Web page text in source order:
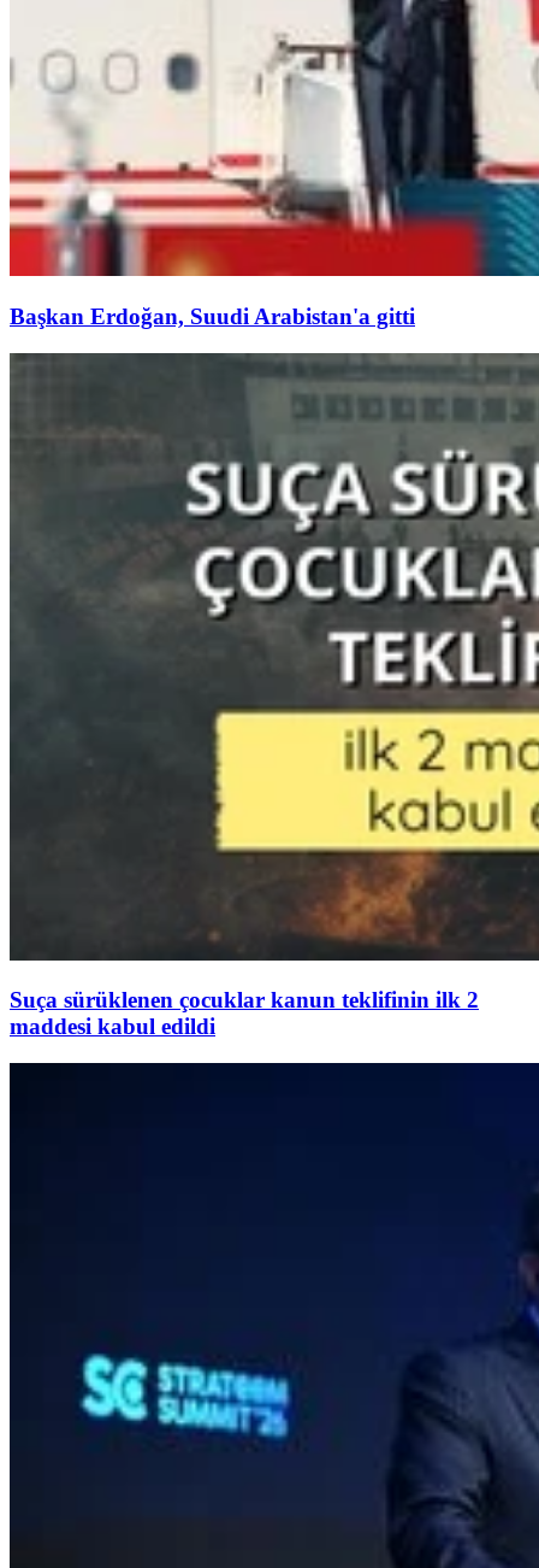
Başkan Erdoğan, Suudi Arabistan'a gitti
Suça sürüklenen çocuklar kanun teklifinin ilk 2
maddesi kabul edildi